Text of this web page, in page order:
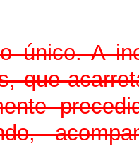
único. A
que